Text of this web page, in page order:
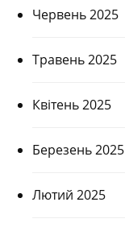
Червень 2025
Травень 2025
Квітень 2025
Березень 2025
Лютий 2025